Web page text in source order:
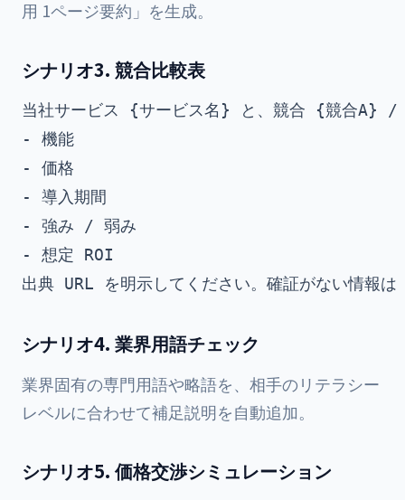
用 1ページ要約」を生成。
シナリオ3. 競合比較表
当社サービス {サービス名} と、競合 {競合A}
- 機能
- 価格
- 導入期間
- 強み / 弱み
- 想定 ROI
シナリオ4. 業界用語チェック
業界固有の専門用語や略語を、相手のリテラシー
レベルに合わせて補足説明を自動追加。
シナリオ5. 価格交渉シミュレーション